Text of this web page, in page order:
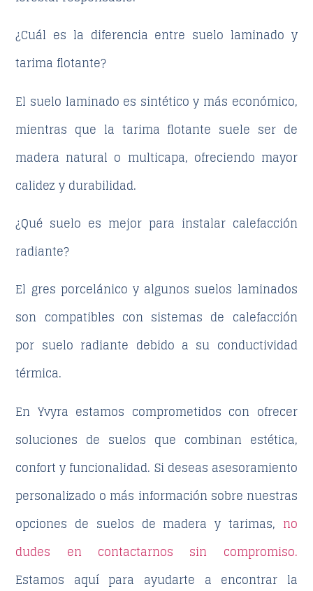
¿Cuál es la diferencia entre suelo laminado y
tarima flotante?
El suelo laminado es sintético y más económico,
mientras que la tarima flotante suele ser de
madera natural o multicapa, ofreciendo mayor
calidez y durabilidad.
¿Qué suelo es mejor para instalar calefacción
radiante?
El gres porcelánico y algunos suelos laminados
son compatibles con sistemas de calefacción
por suelo radiante debido a su conductividad
térmica.
En Yvyra estamos comprometidos con ofrecer
soluciones de suelos que combinan estética,
confort y funcionalidad. Si deseas asesoramiento
personalizado o más información sobre nuestras
opciones de suelos de madera y tarimas, no
dudes en contactarnos sin compromiso.
Estamos aquí para ayudarte a encontrar la